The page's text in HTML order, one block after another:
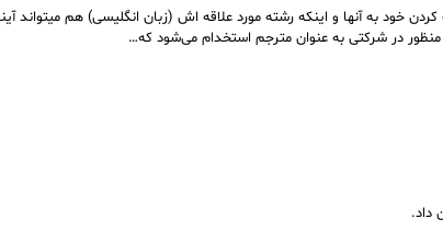
خود به آنها و اینکه رشته مورد علاقه اش (زبان انگلیسی) هم میتواند
داد.